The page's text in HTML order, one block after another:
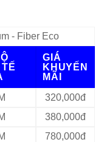
- Fiber Eco
GIÁ
KHUYẾN
MÃI
320,000đ
380,000đ
780,000đ